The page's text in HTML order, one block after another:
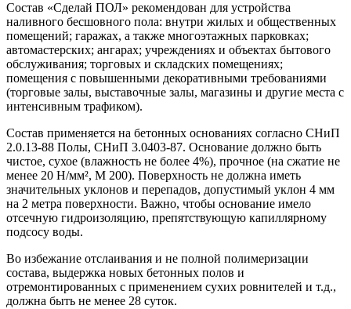
Состав «Сделай ПОЛ» рекомендован для устройства
наливного бесшовного пола: внутри жилых и общественных
помещений; гаражах, а также многоэтажных парковках;
автомастерских; ангарах; учреждениях и объектах бытового
обслуживания; торговых и складских помещениях;
помещения с повышенными декоративными требованиями
(торговые залы, выставочные залы, магазины и другие места с
интенсивным трафиком).
Состав применяется на бетонных основаниях согласно СНиП
2.0.13-88 Полы, СНиП 3.0403-87. Основание должно быть
чистое, сухое (влажность не более 4%), прочное (на сжатие не
менее 20 Н/мм², М 200). Поверхность не должна иметь
значительных уклонов и перепадов, допустимый уклон 4 мм
на 2 метра поверхности. Важно, чтобы основание имело
отсечную гидроизоляцию, препятствующую капиллярному
подсосу воды.
Во избежание отслаивания и не полной полимеризации
состава, выдержка новых бетонных полов и
отремонтированных с применением сухих ровнителей и т.д.,
должна быть не менее 28 суток.